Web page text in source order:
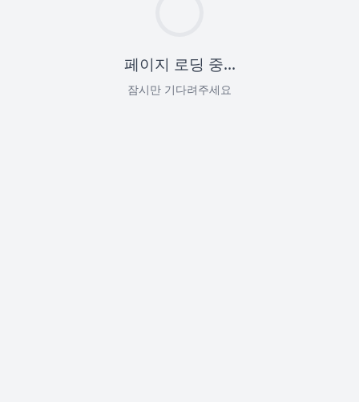
페이지 로딩 중...
잠시만 기다려주세요